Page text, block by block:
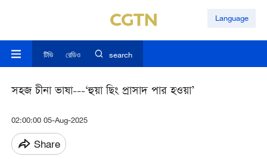
Language
টিভি রেডিও search
সহজ চীনা ভাষা---‘হুয়া ছিং প্রাসাদ পার হওয়া’
02:00:00 05-Aug-2025
Share